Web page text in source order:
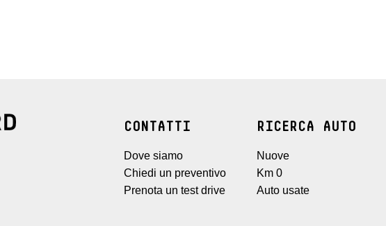
CONTATTI
Dove siamo
Chiedi un preventivo
Prenota un test drive
RICERCA AUTO
Nuove
Km 0
Auto usate